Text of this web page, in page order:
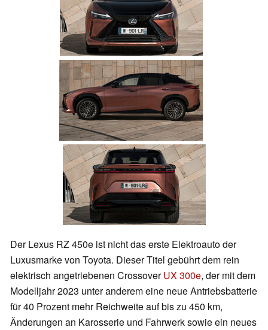
Der Lexus RZ 450e ist nicht das erste Elektroauto der
Luxusmarke von Toyota. Dieser Titel gebührt dem rein
elektrisch angetriebenen CrossoverUX 300e, der mit dem
Modelljahr 2023 unter anderem eine neue Antriebsbatterie
für 40 Prozent mehr Reichweite auf bis zu 450 km,
Änderungen an Karosserie und Fahrwerk sowie ein neues